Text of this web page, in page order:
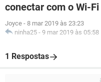
conectar com o Wi-Fi
Joyce - 8 mar 2019 às 23:23
ninha25 - 9 mar 2019 às 05:58
1 Respostas